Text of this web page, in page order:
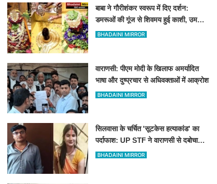
बाबा ने गौरीशंकर स्वरूप में दिए दर्शन:
डमरूओं की गूंज से शिवमय हुई काशी, उमड़ा
आस्था का अटूट सैलाब
BHADAINI MIRROR
वाराणसी: पीएम मोदी के खिलाफ अमर्यादित
भाषा और दुष्प्रचार से अधिवक्ताओं में आक्रोश
BHADAINI MIRROR
सिलवासा के चर्चित 'सूटकेस हत्याकांड' का
पर्दाफाश: UP STF ने वाराणसी से दबोचा
कातिल पति, Love मैरिज के बाद की थी हत्या
BHADAINI MIRROR